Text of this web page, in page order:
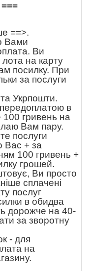
==>.
Вами
Ви
лота на карту
посилку. При
за послуги
Укрпошти.
в
100 гривень на
Вам пару.
послуги
Вас + за
100 гривень +
грошей.
Ви просто
сплачені
послуг
в обидва
дорожче на 40-
за зворотну
- для
на